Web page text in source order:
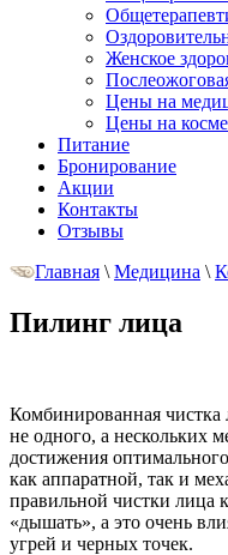
Женское
Цены на
Цены на
Питание
Бронирование
Акции
Контакты
Отзывы
Главная \ Медицина \
Пилинг лица
Комбинированная чистка
не одного, а нескольких
достижения
как аппаратной, так и
правильной чистки лица
«дышать», а это очень
угрей и черных точек.